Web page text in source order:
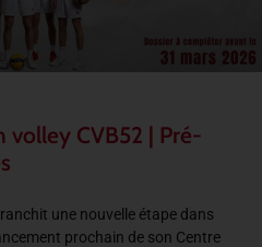
CVB52 | Pré-
une nouvelle étape dans
prochain de son Centre